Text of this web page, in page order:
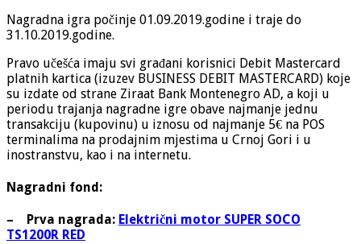
Nagradna igra počinje 01.09.2019.godine i traje do
31.10.2019.godine.
Pravo učešća imaju svi građani korisnici Debit Mastercard
platnih kartica (izuzev BUSINESS DEBIT MASTERCARD) koje
su izdate od strane Ziraat Bank Montenegro AD, a koji u
periodu trajanja nagradne igre obave najmanje jednu
transakciju (kupovinu) u iznosu od najmanje 5€ na POS
terminalima na prodajnim mjestima u Crnoj Gori i u
inostranstvu, kao i na internetu.
Nagradni fond:
– Prva nagrada: Električni motor SUPER SOCO
TS1200R RED